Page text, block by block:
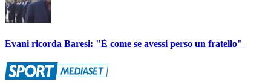
Evani ricorda Baresi: "È come se avessi perso un fratello"